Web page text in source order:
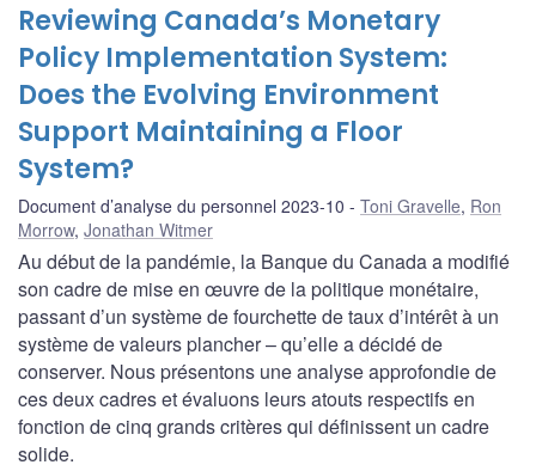
Reviewing Canada’s Monetary
Policy Implementation System:
Does the Evolving Environment
Support Maintaining a Floor
System?
Document d’analyse du personnel 2023-10 Toni Gravelle, Ron
Morrow, Jonathan Witmer
Au début de la pandémie, la Banque du Canada a modifié
son cadre de mise en œuvre de la politique monétaire,
passant d’un système de fourchette de taux d’intérêt à un
système de valeurs plancher – qu’elle a décidé de
conserver. Nous présentons une analyse approfondie de
ces deux cadres et évaluons leurs atouts respectifs en
fonction de cinq grands critères qui définissent un cadre
solide.